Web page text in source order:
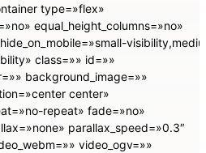
type=»flex»
equal_height_columns=»no»
class=»» id=»»
background_image=»»
center»
repeat» fade=»no»
parallax_speed=»0.3″
video_ogv=»»